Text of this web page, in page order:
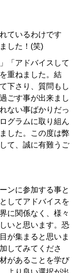
ているわけです
した！(笑)
「アドバイスして
重ねました。結
下さり、質問もし
ごす事が出来まし
ない事ばかりだっ
グラムに取り組ん
した。この度は弊
て、誠に有難うご
ンに参加する事と
してアドバイスを
に関係なく、様々
いと思います。恐
が集まると思いま
してみてくださ
があることを学び